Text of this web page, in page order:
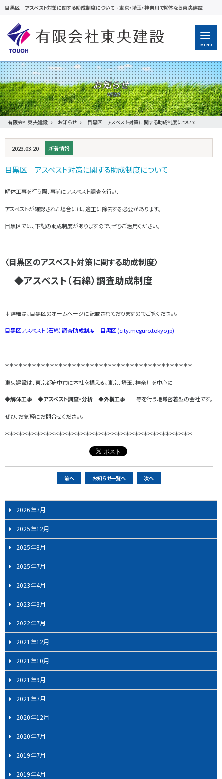
目黒区 アスベスト対策に関する助成制度について -東京・埼玉・神奈川で解体なら東央建設
MENU
お知らせ
有限会社東央建設 お知らせ 目黒区 アスベスト対策に関する助成制度について
2023.03.20 新着情報
目黒区 アスベスト対策に関する助成制度について
解体工事を行う際、事前にアスベスト調査を行い、
アスベストが確認された場合には、適正に除去する必要があります。
目黒区では、下記の助成制度がありますので、ぜひご活用ください。
〈目黒区のアスベスト対策に関する助成制度〉
◆アスベスト（石綿）調査助成制度
↓詳細は、目黒区のホームページに記載されておりますのでご覧ください。
目黒区アスベスト（石綿）調査助成制度 目黒区 (city.meguro.tokyo.jp)
＊＊＊＊＊＊＊＊＊＊＊＊＊＊＊＊＊＊＊＊＊＊＊＊＊＊＊＊＊＊＊＊＊＊＊＊＊＊＊＊＊＊
東央建設は、東京都府中市に本社を構える、東京、埼玉、神奈川を中心に
◆解体工事 ◆アスベスト調査・分析 ◆外構工事 等を行う地域密着型の会社です。
ぜひ、お気軽にお問合せください。
＊＊＊＊＊＊＊＊＊＊＊＊＊＊＊＊＊＊＊＊＊＊＊＊＊＊＊＊＊＊＊＊＊＊＊＊＊＊＊＊＊＊
ー
ジ
ナ
ビ
ゲ
シ
ョ
ン
前へ お知らせ一覧へ 次へ
2026年7月
2025年12月
2025年8月
2025年7月
2023年4月
2023年3月
2022年7月
2021年12月
2021年10月
2021年9月
2021年7月
2020年12月
2020年7月
2019年7月
2019年4月